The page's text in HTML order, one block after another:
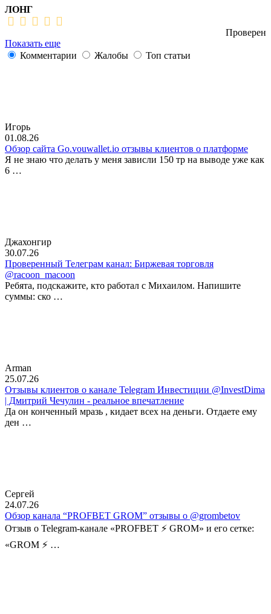
ЛОНГ
Проверен
Показать еще
Комментарии
Жалобы Топ статьи
Игорь
01.08.26
Обзор сайта Go.vouwallet.io отзывы клиентов о платформе
Я не знаю что делать у меня зависли 150 тр на выводе уже как
6 …
Джахонгир
30.07.26
Проверенный Телеграм канал: Биржевая торговля
@racoon_macoon
Ребята, подскажите, кто работал с Михаилом. Напишите
суммы: ско …
Arman
25.07.26
Отзывы клиентов о канале Telegram Инвестиции @InvestDima
| Дмитрий Чечулин - реальное впечатление
Да он конченный мразь , кидает всех на деньги. Отдаете ему
ден …
Сергей
24.07.26
Обзор канала “PROFBET GROM” отзывы о @grombetov
Отзыв о Telegram-канале «PROFBET ⚡️ GROM» и его сетке:
«GROM ⚡️ …